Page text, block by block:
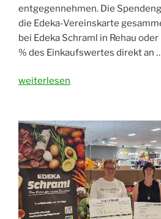
entgegennehmen. Die
die Edeka-Vereinskarte
bei Edeka Schraml in Rehau
% des Einkaufswertes direkt an
„Spenden
Schraml“
weiterlesen